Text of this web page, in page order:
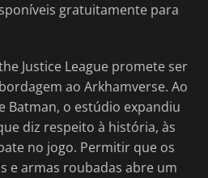
gratuitamente para
Justice League promete ser
ao Arkhamverse. Ao
Batman, o estúdio expandiu
diz respeito à história, às
no jogo. Permitir que os
e armas roubadas abre um